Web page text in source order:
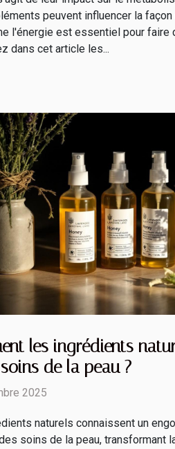
peuvent influencer la
l'énergie est essentiel pour faire
dans cet article les...
les ingrédients
de la peau ?
2025
naturels connaissent un
des soins de la peau, transformant